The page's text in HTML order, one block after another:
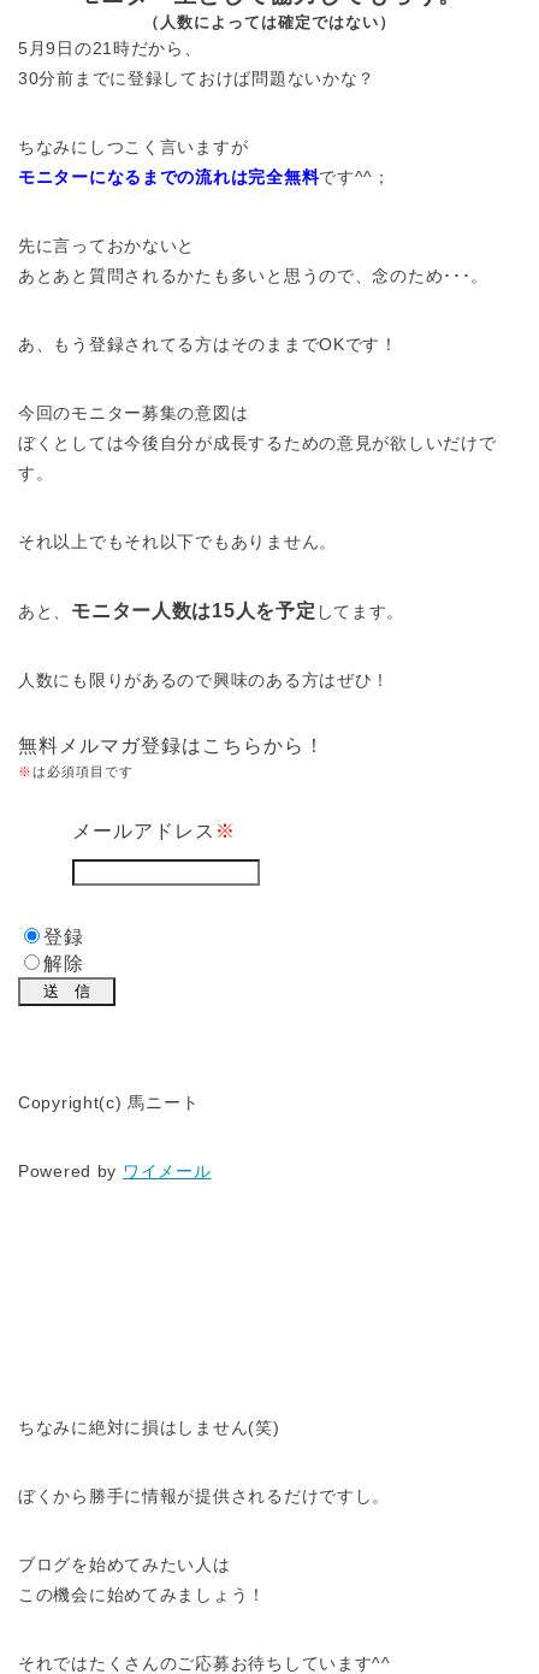
（人数によっては確定ではない）
5月9日の21時だから、
30分前までに登録しておけば問題ないかな？
ちなみにしつこく言いますが
モニターになるまでの流れは完全無料です^^；
先に言っておかないと
あとあと質問されるかたも多いと思うので、念のため･･･。
あ、もう登録されてる方はそのままでOKです！
今回のモニター募集の意図は
ぼくとしては今後自分が成長するための意見が欲しいだけで
す。
それ以上でもそれ以下でもありません。
あと、 モニター人数は15人を予定 してます。
人数にも限りがあるので興味のある方はぜひ！
無料メルマガ登録はこちらから！
※は必須項目です
メールアドレス ※
登録
解除
Copyright(c) 馬ニート
Powered by ワイメール
ちなみに絶対に損はしません(笑)
ぼくから勝手に情報が提供されるだけですし。
ブログを始めてみたい人は
この機会に始めてみましょう！
それではたくさんのご応募お待ちしています^^